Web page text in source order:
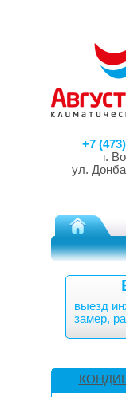
+7
г.
ул.
выезд
замер,